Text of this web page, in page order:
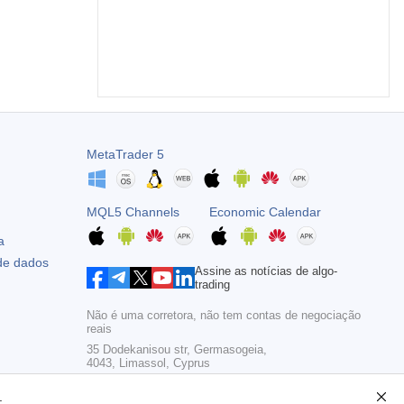
dados
MetaTrader 5
MQL5 Channels Economic Calendar
Assine as notícias de algo-
trading
Não é uma corretora, não tem contas de negociação
reais
35 Dodekanisou str, Germasogeia,
4043, Limassol, Cyprus